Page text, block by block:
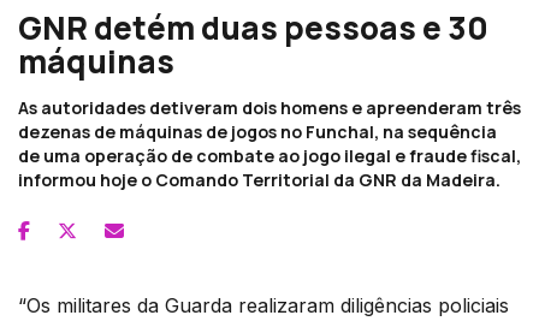
GNR detém duas pessoas e 30
máquinas
As autoridades detiveram dois homens e apreenderam três
dezenas de máquinas de jogos no Funchal, na sequência
de uma operação de combate ao jogo ilegal e fraude fiscal,
informou hoje o Comando Territorial da GNR da Madeira.
“Os militares da Guarda realizaram diligências policiais